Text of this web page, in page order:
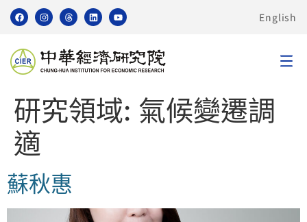
English
研究領域: 氣候變遷調
適
蘇秋惠